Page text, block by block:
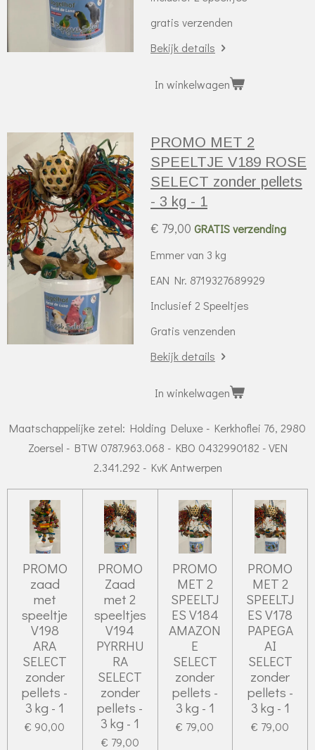
gratis verzenden
Bekijk details
In winkelwagen
PROMO MET 2
SPEELTJE V189 ROSE
SELECT zonder pellets
- 3 kg - 1
€ 79,00 GRATIS verzending
Emmer van 3 kg
EAN Nr. 8719327689929
Inclusief 2 Speeltjes
Gratis venzenden
Bekijk details
In winkelwagen
Maatschappelijke zetel: Holding Deluxe - Kerkhoflei 76, 2980
Zoersel - BTW 0787.963.068 - KBO 0432990182 - VEN
2.341.292 - KvK Antwerpen
PROMO
zaad
met
speeltje
V198
ARA
SELECT
zonder
pellets -
3 kg - 1
€ 90,00
PROMO
Zaad
met 2
speeltjes
V194
PYRRHU
RA
SELECT
zonder
pellets -
3 kg - 1
€ 79,00
PROMO
MET 2
SPEELTJ
ES V184
AMAZON
E
SELECT
zonder
pellets -
3 kg - 1
€ 79,00
PROMO
MET 2
SPEELTJ
ES V178
PAPEGA
AI
SELECT
zonder
pellets -
3 kg - 1
€ 79,00